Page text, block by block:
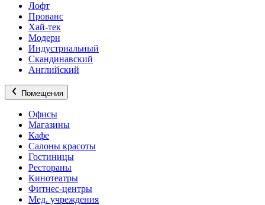
Лофт
Прованс
Хай-тек
Модерн
Индустриальный
Скандинавский
Английский
Помещения
Офисы
Магазины
Кафе
Салоны красоты
Гостиницы
Рестораны
Кинотеатры
Фитнес-центры
Мед. учреждения